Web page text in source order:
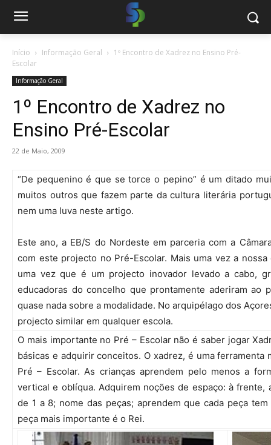
Início Informação Geral
1º Encontro de Xadrez no Ensino Pré-
Escolar
Informação Geral
1º Encontro de Xadrez no
Ensino Pré-Escolar
22 de Maio, 2009
“De pequenino é que se torce o pepino” é um ditado
muitos outros que fazem parte da cultura literária
nem uma luva neste artigo.
Este ano, a EB/S do Nordeste em parceria com a
com este projecto no Pré-Escolar. Mais uma vez a
uma vez que é um projecto inovador levado a cabo,
educadoras do concelho que prontamente aderiram ao
quase nada sobre a modalidade. No arquipélago dos
projecto similar em qualquer escola.
O mais importante no Pré – Escolar não é saber jogar
básicas e adquirir conceitos. O xadrez, é uma
Pré – Escolar. As crianças aprendem pelo menos a
vertical e oblíqua. Adquirem noções de espaço: à frente,
de 1 a 8; nome das peças; aprendem que cada peça
peça mais importante é o Rei.